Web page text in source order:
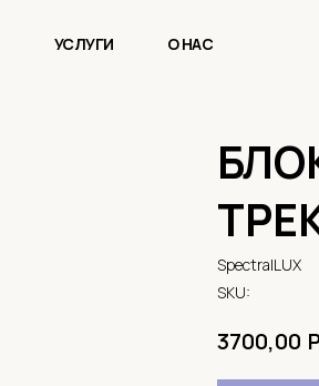
УСЛУГИ О НАС
SpectralLUX
SKU:
3700,00